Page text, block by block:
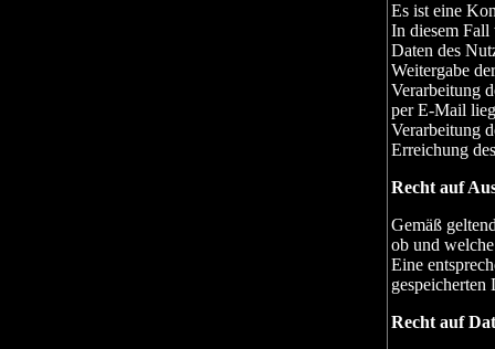
Es ist eine
In diesem Fall
Daten des
Weitergabe
Verarbeitung
per E-Mail
Verarbeitung
Erreichung
Recht auf
Gemäß
ob und
Eine
gespeicherten
Recht auf